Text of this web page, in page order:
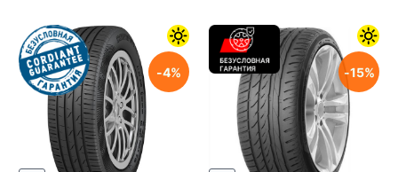
4 15